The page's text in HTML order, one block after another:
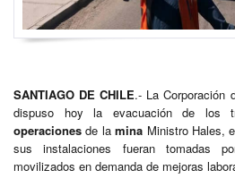
SANTIAGO DE CHILE.- La Corporación
dispuso hoy la evacuación de los
operaciones de lamina Ministro Hales,
sus instalaciones fueran tomadas
movilizados en demanda de mejoras